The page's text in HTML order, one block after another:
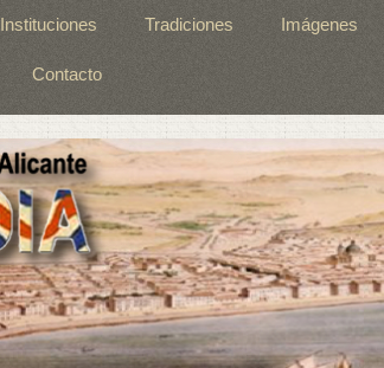
Instituciones Tradiciones Imágenes
Contacto